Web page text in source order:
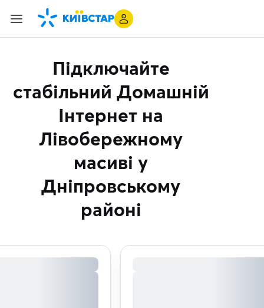
Підключайте
стабільний Домашній
Інтернет на
Лівобережному
масиві у
Дніпровському
районі